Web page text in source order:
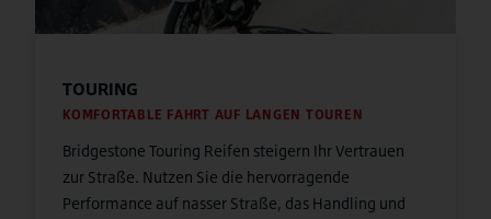
TOURING
KOMFORTABLE FAHRT AUF LANGEN TOUREN
Bridgestone Touring Reifen steigern Ihr Vertrauen
zur Straße. Nutzen Sie die hervorragende
Performance auf nasser Straße, das Handling und